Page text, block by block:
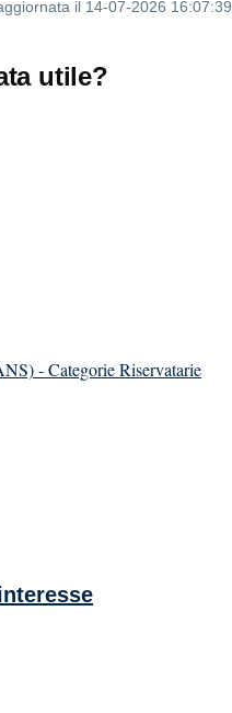
il 14-07-2026 16:07:39
utile?
- Categorie Riservatarie